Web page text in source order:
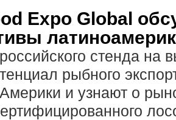
Expo Global
стенда на
рыбного
и узнают о